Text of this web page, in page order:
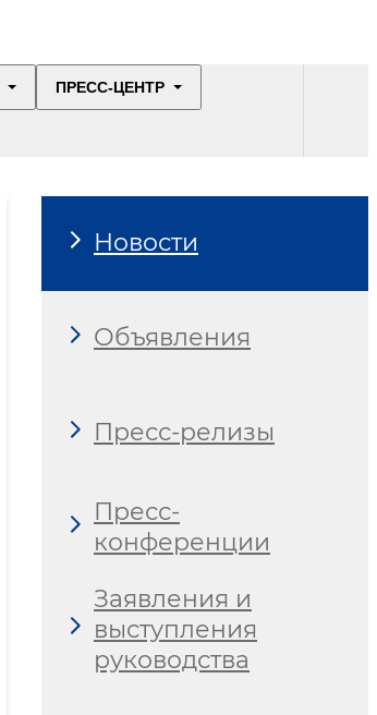
ПРЕСС-ЦЕНТР
Новости
Объявления
Пресс-релизы
Пресс-
конференции
Заявления и
выступления
руководства